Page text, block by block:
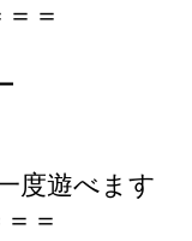
＝
度遊べます
＝